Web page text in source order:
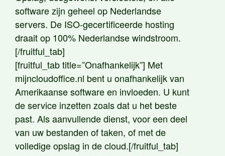
software zijn geheel op Nederlandse
servers. De ISO-gecertificeerde hosting
draait op 100% Nederlandse windstroom.
[/fruitful_tab]
[fruitful_tab title=”Onafhankelijk”] Met
mijncloudoffice.nl bent u onafhankelijk van
Amerikaanse software en invloeden. U kunt
de service inzetten zoals dat u het beste
past. Als aanvullende dienst, voor een deel
van uw bestanden of taken, of met de
volledige opslag in de cloud.[/fruitful_tab]